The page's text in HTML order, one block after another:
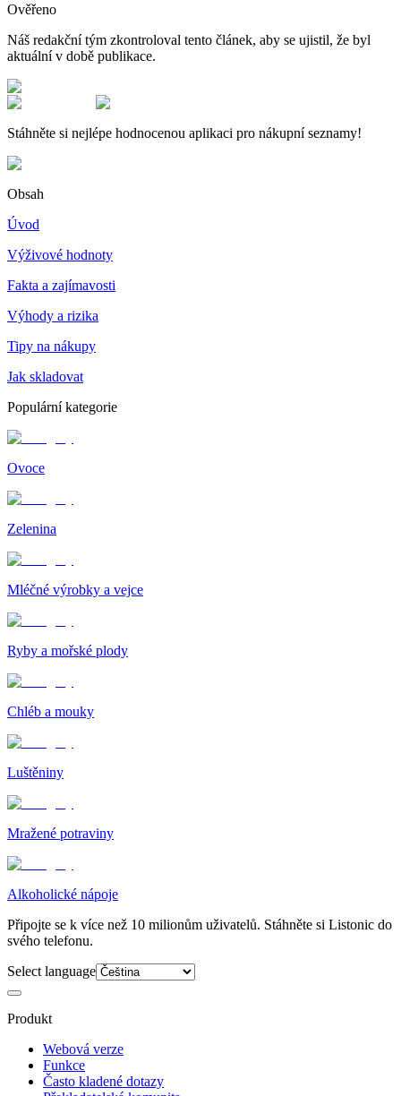
Ověřeno
Náš redakční tým zkontroloval tento článek, aby se ujistil, že byl
aktuální v době publikace.
Stáhněte si nejlépe hodnocenou aplikaci pro nákupní seznamy!
Obsah
Úvod
Výživové hodnoty
Fakta a zajímavosti
Výhody a rizika
Tipy na nákupy
Jak skladovat
Populární kategorie
Ovoce
Zelenina
Mléčné výrobky a vejce
Ryby a mořské plody
Chléb a mouky
Luštěniny
Mražené potraviny
Alkoholické nápoje
Připojte se k více než 10 milionům uživatelů. Stáhněte si Listonic do
svého telefonu.
Select language
Produkt
Webová verze
Funkce
Často kladené dotazy